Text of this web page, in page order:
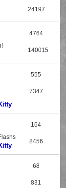
24197
4764
140015
555
7347
164
8456
68
831